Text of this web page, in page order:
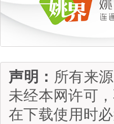
声明： 所有来
未经本网许可
在下载使用时